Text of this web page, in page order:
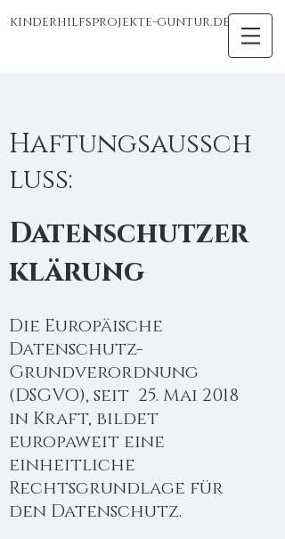
kinderhilfsprojekte-guntur.de
Haftungsaussch
luss:
Datenschutzer
klärung
Die Europäische
Datenschutz-
Grundverordnung
(DSGVO), seit 25. Mai 2018
in Kraft, bildet
europaweit eine
einheitliche
Rechtsgrundlage für
den Datenschutz.